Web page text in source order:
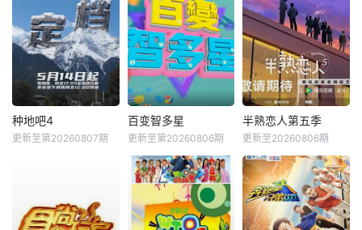
种地吧4
更新至第20260807期
百变智多星
更新至第20260806期
半熟恋人第五季
更新至20260806期